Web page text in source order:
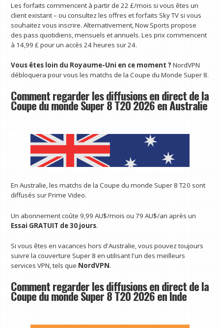
Les forfaits commencent à partir de 22 £/mois si vous êtes un
client existant – ou consultez les offres et forfaits Sky TV si vous
souhaitez vous inscrire. Alternativement, Now Sports propose
des pass quotidiens, mensuels et annuels. Les prix commencent
à 14,99 £ pour un accès 24 heures sur 24.
Vous êtes loin du Royaume-Uni en ce moment ?NordVPN
débloquera pour vous les matchs de la Coupe du Monde Super 8.
Comment regarder les diffusions en direct de la
Coupe du monde Super 8 T20 2026 en Australie
En Australie, les matchs de la Coupe du monde Super 8 T20 sont
diffusés sur Prime Video.
Un abonnement coûte 9,99 AU$/mois ou 79 AU$/an après un
Essai GRATUIT de 30 jours.
Si vous êtes en vacances hors d'Australie, vous pouvez toujours
suivre la couverture Super 8 en utilisant l'un des meilleurs
services VPN, tels que NordVPN.
Comment regarder les diffusions en direct de la
Coupe du monde Super 8 T20 2026 en Inde